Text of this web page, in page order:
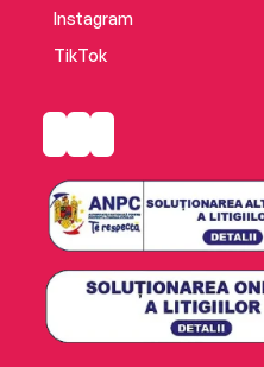
Instagram
TikTok